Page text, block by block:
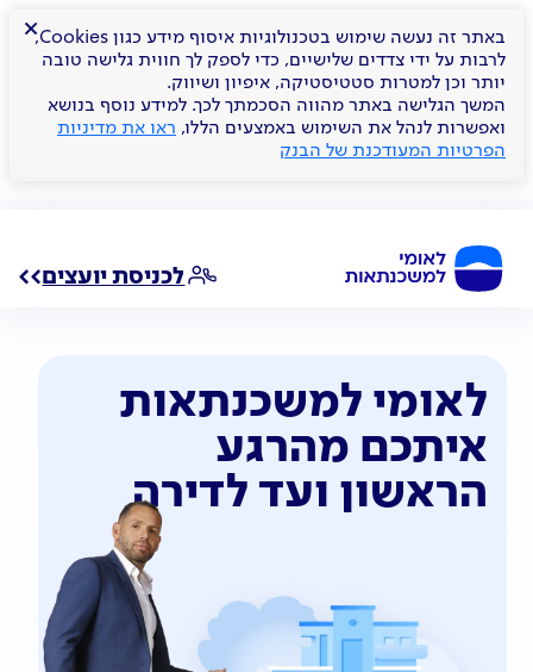
באתר זה נעשה שימוש בטכנולוגיות איסוף מידע כגון Cookies,
לרבות על ידי צדדים שלישיים, כדי לספק לך חווית גלישה טובה
יותר וכן למטרות סטטיסטיקה, איפיון ושיווק.
המשך הגלישה באתר מהווה הסכמתך לכך. למידע נוסף בנושא
ואפשרות לנהל את השימוש באמצעים הללו, ראו את מדיניות
הפרטיות המעודכנת של הבנק
×
לכניסת יועצים
לאומי למשכנתאות
איתכם מהרגע
הראשון ועד לדירה